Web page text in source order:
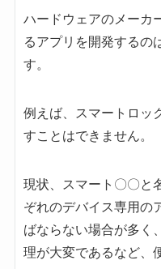
ハードウェアのメーカ
るアプリを開発するの
す。
例えば、スマートロッ
すことはできません。
現状、スマート〇〇と
ぞれのデバイス専用の
ばならない場合が多く
理が大変であるなど、